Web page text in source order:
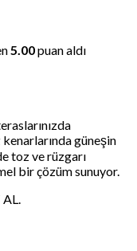
5.00puan aldı
güneşin
toz ve rüzgarı
bir çözüm sunuyor.
AL.